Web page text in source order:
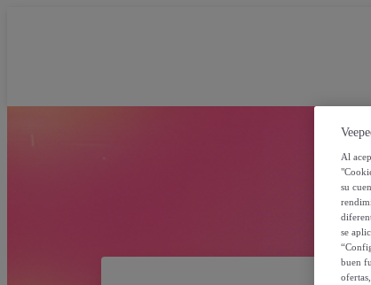
Al
su
se
buen